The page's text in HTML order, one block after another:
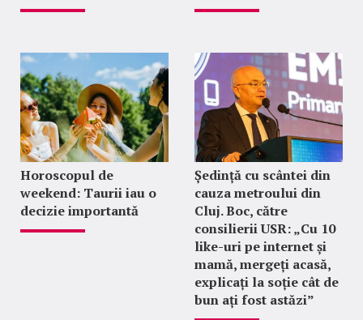
Horoscopul de
weekend: Taurii iau o
decizie importantă
Ședință cu scântei din
cauza metroului din
Cluj. Boc, către
consilierii USR: „Cu 10
like-uri pe internet și
mamă, mergeți acasă,
explicați la soție cât de
bun ați fost astăzi”